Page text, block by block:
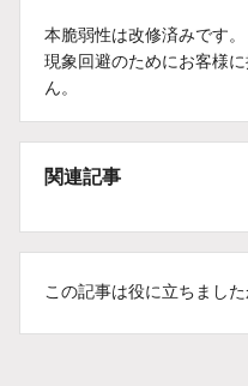
本脆弱性は改修済みです。
現象回避のためにお客様
ん。
関連記事
この記事は役に立ちました